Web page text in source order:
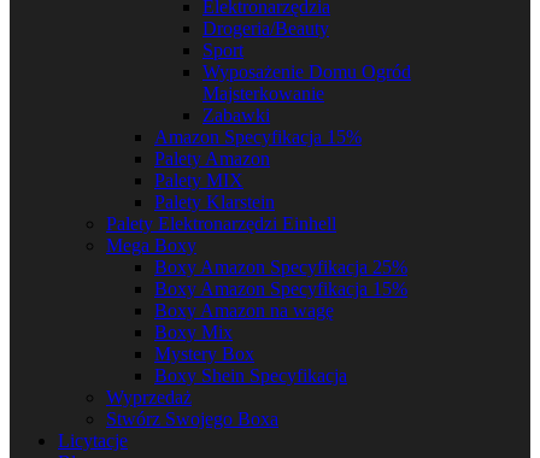
Elektronarzędzia
Drogeria/Beauty
Sport
Wyposażenie Domu Ogród
Majsterkowanie
Zabawki
Amazon Specyfikacja 15%
Palety Amazon
Palety MIX
Palety Klarstein
Palety Elektronarzędzi Einhell
Mega Boxy
Boxy Amazon Specyfikacja 25%
Boxy Amazon Specyfikacja 15%
Boxy Amazon na wagę
Boxy Mix
Mystery Box
Boxy Shein Specyfikacja
Wyprzedaż
Stwórz Swojego Boxa
Licytacje